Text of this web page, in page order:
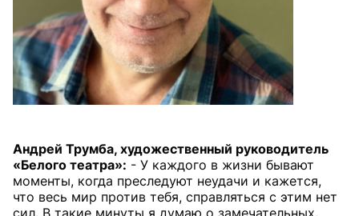
Андрей Трумба, художественный руководитель
«Белого театра»: - У каждого в жизни бывают
моменты, когда преследуют неудачи и кажется,
что весь мир против тебя, справляться с этим нет
сил. В такие минуты я думаю о замечательных,